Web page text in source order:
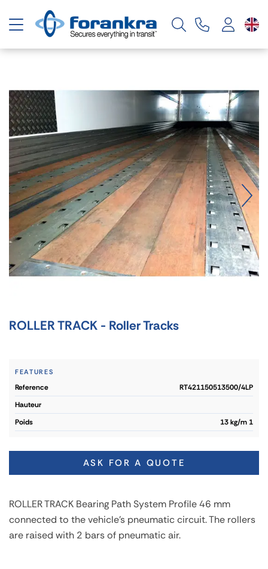
Toggle navigation
ROLLER TRACK - Roller Tracks
FEATURES
reference
RT421150513500/4LP
hauteur
poids
13 kg/m 1
ASK FOR A QUOTE
ROLLER TRACK Bearing Path System Profile 46 mm
connected to the vehicle's pneumatic circuit. The rollers
are raised with 2 bars of pneumatic air.